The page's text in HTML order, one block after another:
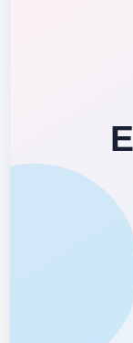
de Rocío
concierto
de Mayo
Puerto”,
decir, se
Teatro de
20:00h.